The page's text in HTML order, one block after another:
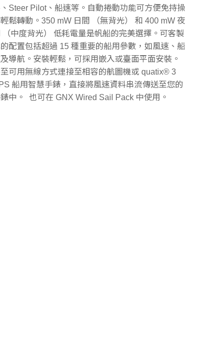
Steer Pilot、船速等。自動捲動功能可方便免持操
鬆轉動。350 mW 日間 （無背光） 和 400 mW 夜
（中度背光） 低耗電量是帆船的完美選擇。可客製
配置包括超過 15 種重要的船用參數，如風速、船
導航。安裝輕鬆，可採用嵌入或臺面平面安裝。
可用無線方式連接至相容的航圖機或 quatix® 3
船用智慧手錶，直接將風速資料串流傳送至您的
中。 也可在 GNX Wired Sail Pack 中使用。